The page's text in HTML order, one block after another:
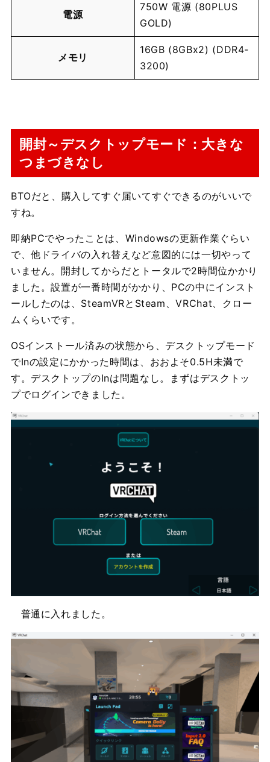
電源
750W 電源 (80PLUS
GOLD)
メモリ
16GB (8GBx2) (DDR4-
3200)
開封～デスクトップモード：大きな
つまづきなし
BTOだと、購入してすぐ届いてすぐできるのがいいで
すね。
即納PCでやったことは、Windowsの更新作業ぐらい
で、他ドライバの入れ替えなど意図的には一切やって
いません。開封してからだとトータルで2時間位かかり
ました。設置が一番時間がかかり、PCの中にインスト
ールしたのは、SteamVRとSteam、VRChat、クロー
ムくらいです。
OSインストール済みの状態から、デスクトップモード
でInの設定にかかった時間は、おおよそ0.5H未満で
す。デスクトップのInは問題なし。まずはデスクトッ
プでログインできました。
普通に入れました。